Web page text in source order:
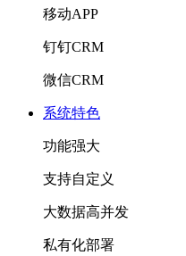
移动APP
钉钉CRM
微信CRM
系统特色
功能强大
支持自定义
大数据高并发
私有化部署